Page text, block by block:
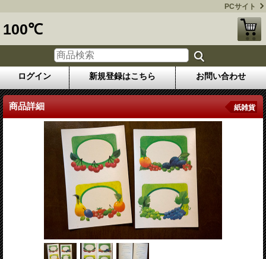
PCサイト
100℃
ログイン 新規登録はこちら お問い合わせ
商品詳細 紙雑貨